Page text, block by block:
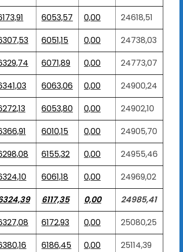
6053,57 0,00
24618,51
6051,15 0,00
24738,03
6071,89 0,00
24773,07
6063,06 0,00
24900,24
6053,80 0,00
24902,10
6010,15 0,00
24905,70
6155,32 0,00
24955,46
6061,18 0,00
24969,02
6117,35 0,00
24985,41
6172,93 0,00
25080,25
6186,45 0,00
25114,39